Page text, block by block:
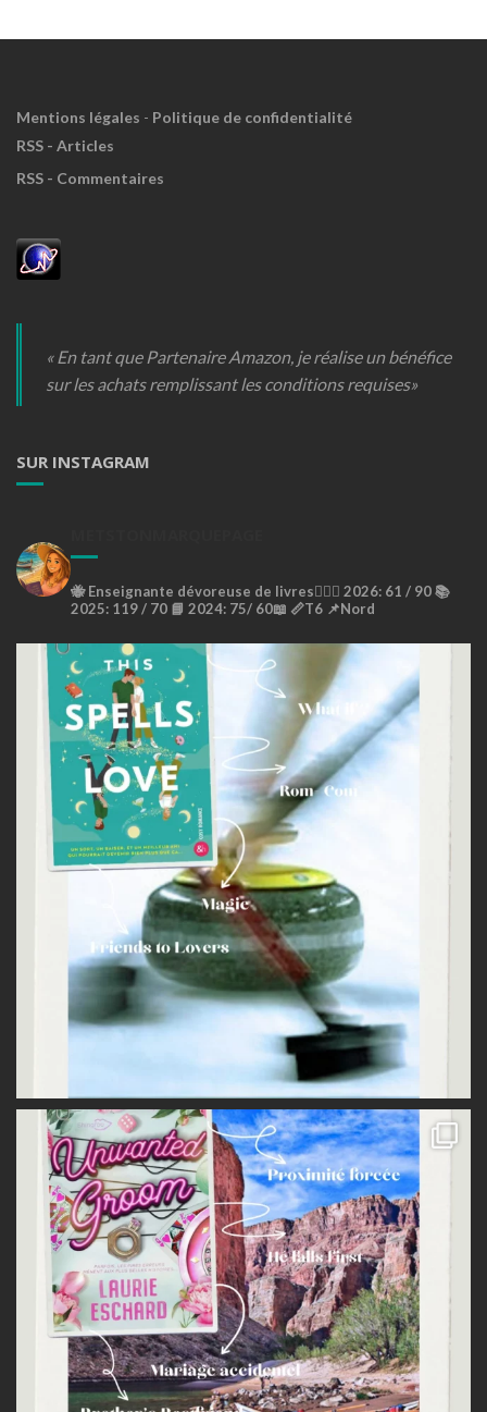
Mentions légales - Politique de confidentialité
RSS - Articles
RSS - Commentaires
« En tant que Partenaire Amazon, je réalise un bénéfice
sur les achats remplissant les conditions requises»
SUR INSTAGRAM
🐝Enseignante dévoreuse de livres🙇🏼‍♀️ 2026: 61 / 90 📚
2025: 119 / 70 📘 2024: 75/ 60📖 📏T6 📌Nord